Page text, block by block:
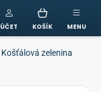
ÚČET KOŠÍK MENU
Košťálová zelenina